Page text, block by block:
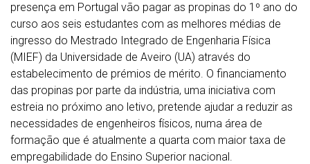
presença em Portugal vão pagar as propinas do 1º ano do
curso aos seis estudantes com as melhores médias de
ingresso do Mestrado Integrado de Engenharia Física
(MIEF) da Universidade de Aveiro (UA) através do
estabelecimento de prémios de mérito. O financiamento
das propinas por parte da indústria, uma iniciativa com
estreia no próximo ano letivo, pretende ajudar a reduzir as
necessidades de engenheiros físicos, numa área de
formação que é atualmente a quarta com maior taxa de
empregabilidade do Ensino Superior nacional.